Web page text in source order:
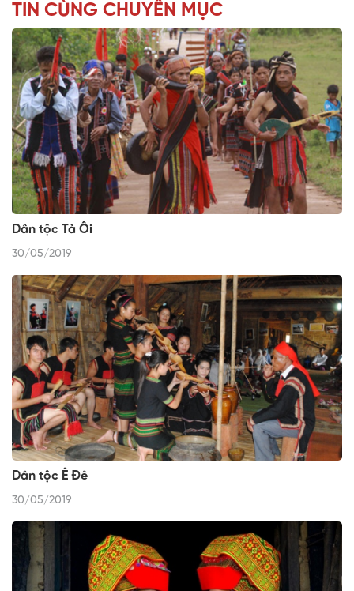
TIN CÙNG CHUYÊN MỤC
Dân tộc Tà Ôi
30/05/2019
Dân tộc Ê Đê
30/05/2019